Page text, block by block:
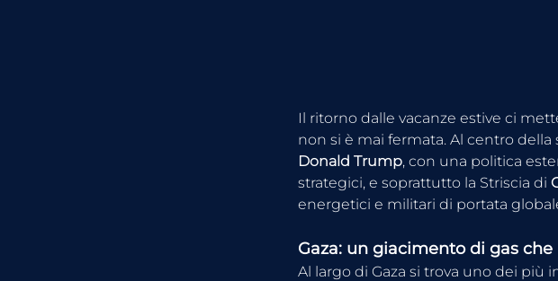
Il ritorno dalle vacanze estive ci
non si è mai fermata. Al centro
Donald Trump, con una politica
strategici, e soprattutto la Striscia di
energetici e militari di portata
Gaza: un giacimento di gas
Al largo di Gaza si trova uno dei